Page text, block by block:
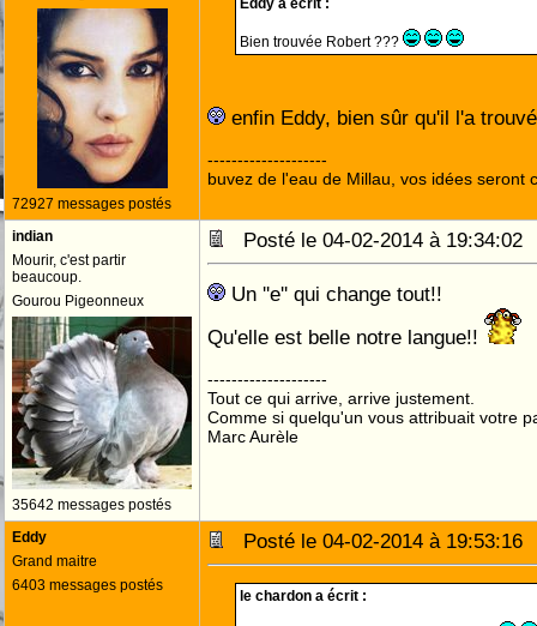
72927 messages postés
Eddy a écrit :
Bien trouvée Robert ???
enfin Eddy, bien sûr qu'il l'a
--------------------
buvez de l'eau de Millau, vos idées seront
indian
Mourir, c'est partir
beaucoup.
Gourou Pigeonneux
35642 messages postés
Posté le 04-02-2014 à
Un ''e'' qui change tout!!
Qu'elle est belle notre langue!!
--------------------
Tout ce qui arrive, arrive justement.
Comme si quelqu'un vous attribuait votre
Marc Aurèle
Eddy
Grand maitre
6403 messages postés
Posté le 04-02-2014 à
le chardon a écrit :